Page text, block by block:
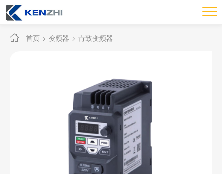
首页 变频器 肯致变频器